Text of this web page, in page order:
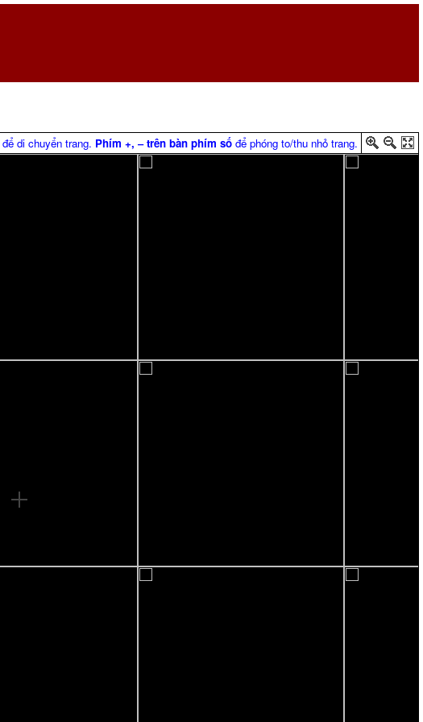
để di chuyển trang. Phím +, ‒ trên bàn phím số để phóng to/thu nhỏ trang.